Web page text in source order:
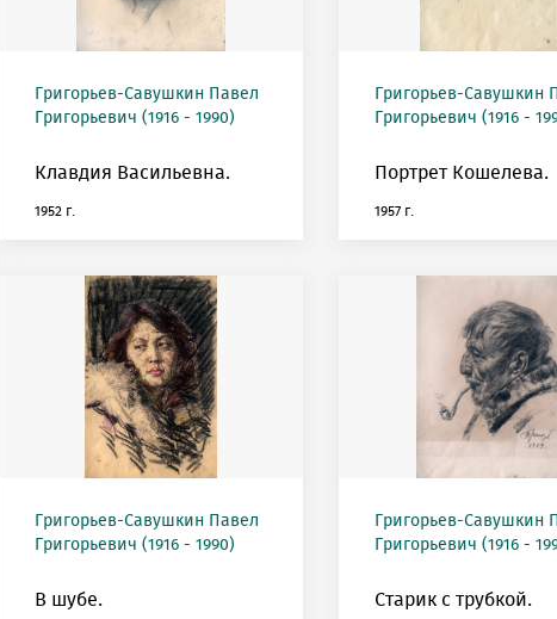
Григорьев-Савушкин Павел
Григорьевич (1916 - 1990)
Клавдия Васильевна.
1952 г.
Григорьев-Савушкин
Григорьевич (1916 -
Портрет Кошелева.
1957 г.
Григорьев-Савушкин Павел
Григорьевич (1916 - 1990)
В шубе.
Григорьев-Савушкин
Григорьевич (1916 -
Старик с трубкой.